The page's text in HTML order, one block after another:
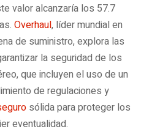
valor alcanzaría los 57.7
Overhaul, líder mundial en
de suministro, explora las
la seguridad de los
que incluyen el uso de un
de regulaciones y
sólida para proteger los
eventualidad.